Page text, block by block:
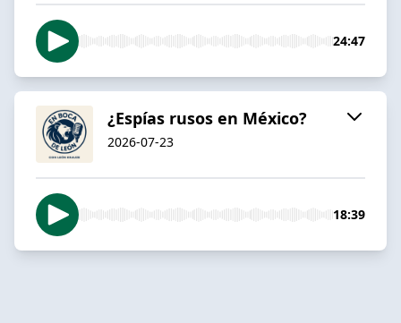
24:47
¿Espías rusos en México?
2026-07-23
18:39